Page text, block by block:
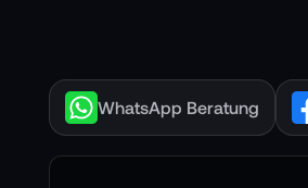
WhatsApp Beratung